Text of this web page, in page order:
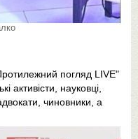
погляд LIVE"
активісти, науковці,
чиновники, а